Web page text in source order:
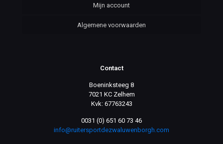
Mijn account
Algemene voorwaarden
Contact
Boeninksteeg 8
7021 KC Zelhem
Kvk: 67763243
0031 (0) 651 60 73 46
info@ruitersportdezwaluwenborgh.com